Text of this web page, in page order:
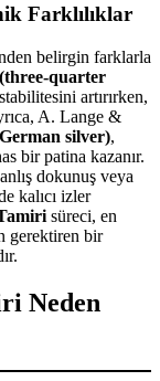
Farklılıklar
belirgin farklarla
quarter
artırırken,
A. Lange &
silver),
bir patina kazanır.
dokunuş veya
kalıcı izler
süreci, en
gerektiren bir
Neden